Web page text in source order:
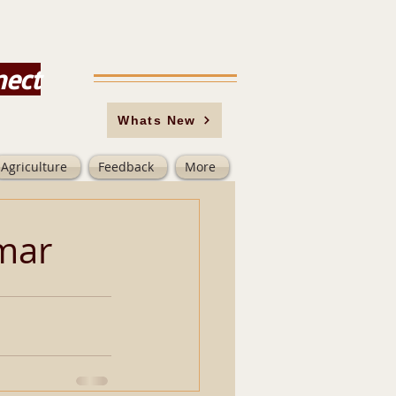
Whats New
Agriculture Feedback More